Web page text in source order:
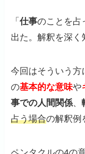
「仕事のことを占
出た。解釈を深く
今回はそういう方
の基本的な意味や
事での人間関係、
占う場合の解釈例